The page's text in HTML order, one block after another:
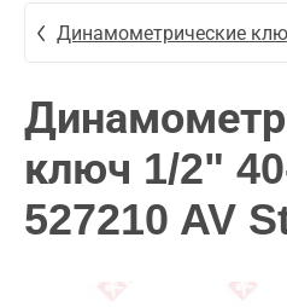
Динамометрические
ключ 1/2"
527210 AV